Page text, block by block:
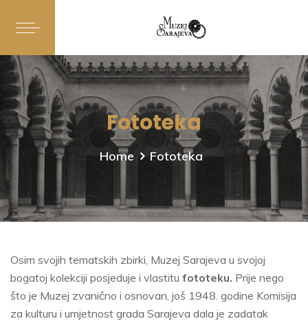
Fototeka
Home Fototeka
Osim svojih tematskih zbirki, Muzej Sarajeva u svojoj
bogatoj kolekciji posjeduje i vlastitu fototeku. Prije nego
što je Muzej zvanično i osnovan, još 1948. godine Komisija
za kulturu i umjetnost grada Sarajeva dala je zadatak